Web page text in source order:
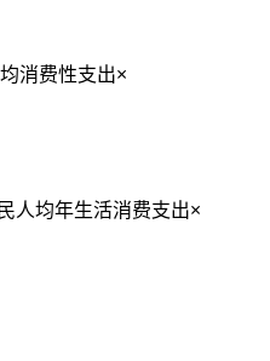
消费性支出×
人均年生活消费支出×